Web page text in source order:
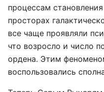
процессам
просторах
все чаще проявляли
что возросло и число
ордена. Этим
воспользовались